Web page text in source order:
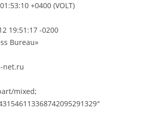
+0400 (VOLT)
19:51:17 -0200
Bureau»
net.ru
mixed;